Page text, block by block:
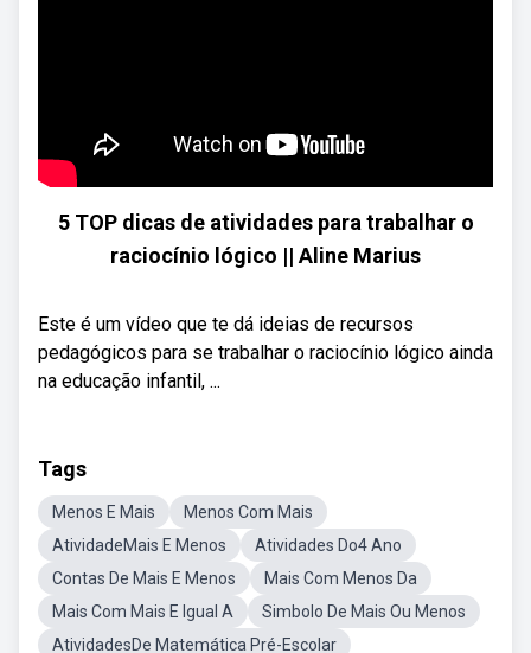
5 TOP dicas de atividades para trabalhar o
raciocínio lógico || Aline Marius
Este é um vídeo que te dá ideias de recursos
pedagógicos para se trabalhar o raciocínio lógico ainda
na educação infantil, ...
Tags
Menos E Mais
Menos Com Mais
AtividadeMais E Menos
Atividades Do4 Ano
Contas De Mais E Menos
Mais Com Menos Da
Mais Com Mais E Igual A
Simbolo De Mais Ou Menos
AtividadesDe Matemática Pré-Escolar